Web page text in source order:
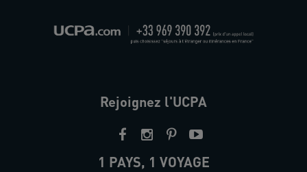
Rejoignez l'UCPA
1 PAYS, 1 VOYAGE